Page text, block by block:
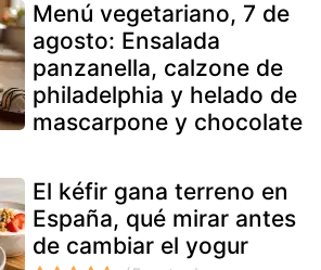
Menú vegetariano, 7 de
agosto: Ensalada
panzanella, calzone de
philadelphia y helado de
mascarpone y chocolate
El kéfir gana terreno en
España, qué mirar antes
de cambiar el yogur